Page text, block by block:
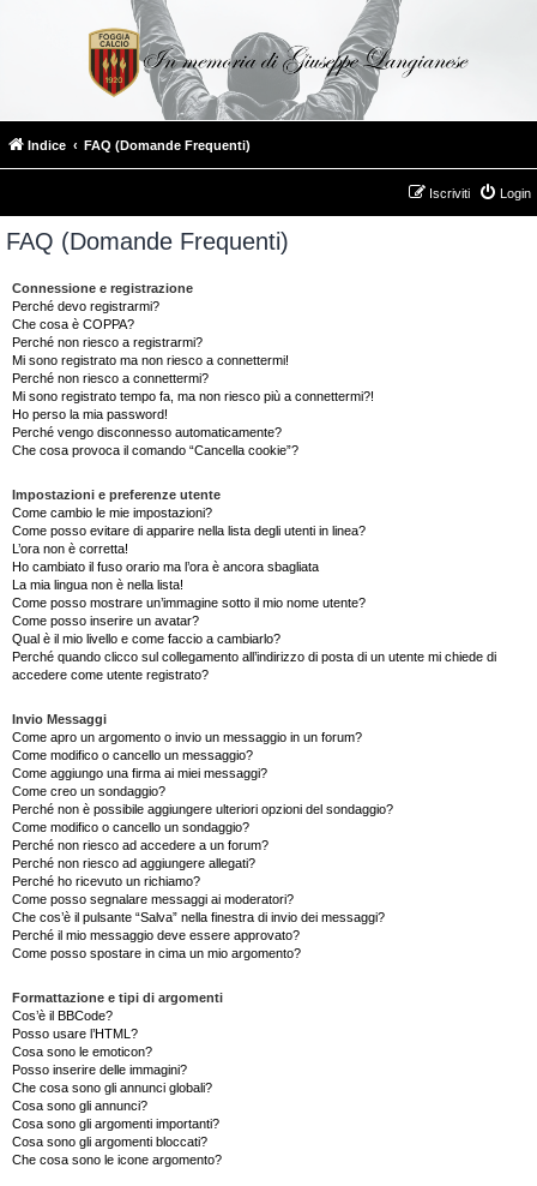
Indice FAQ (Domande Frequenti)
Login
Iscriviti
FAQ (Domande Frequenti)
Connessione e registrazione
Perché devo registrarmi?
Che cosa è COPPA?
Perché non riesco a registrarmi?
Mi sono registrato ma non riesco a connettermi!
Perché non riesco a connettermi?
Mi sono registrato tempo fa, ma non riesco più a connettermi?!
Ho perso la mia password!
Perché vengo disconnesso automaticamente?
Che cosa provoca il comando “Cancella cookie”?
Impostazioni e preferenze utente
Come cambio le mie impostazioni?
Come posso evitare di apparire nella lista degli utenti in linea?
L’ora non è corretta!
Ho cambiato il fuso orario ma l’ora è ancora sbagliata
La mia lingua non è nella lista!
Come posso mostrare un’immagine sotto il mio nome utente?
Come posso inserire un avatar?
Qual è il mio livello e come faccio a cambiarlo?
Perché quando clicco sul collegamento all’indirizzo di posta di un utente mi chiede di
accedere come utente registrato?
Invio Messaggi
Come apro un argomento o invio un messaggio in un forum?
Come modifico o cancello un messaggio?
Come aggiungo una firma ai miei messaggi?
Come creo un sondaggio?
Perché non è possibile aggiungere ulteriori opzioni del sondaggio?
Come modifico o cancello un sondaggio?
Perché non riesco ad accedere a un forum?
Perché non riesco ad aggiungere allegati?
Perché ho ricevuto un richiamo?
Come posso segnalare messaggi ai moderatori?
Che cos’è il pulsante “Salva” nella finestra di invio dei messaggi?
Perché il mio messaggio deve essere approvato?
Come posso spostare in cima un mio argomento?
Formattazione e tipi di argomenti
Cos’è il BBCode?
Posso usare l’HTML?
Cosa sono le emoticon?
Posso inserire delle immagini?
Che cosa sono gli annunci globali?
Cosa sono gli annunci?
Cosa sono gli argomenti importanti?
Cosa sono gli argomenti bloccati?
Che cosa sono le icone argomento?